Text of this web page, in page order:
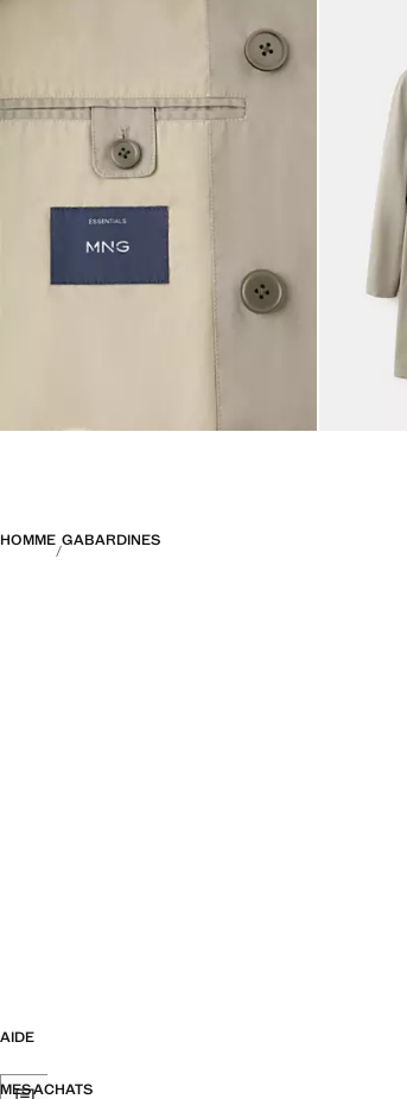
HOMME GABARDINES
AIDE
MES ACHATS